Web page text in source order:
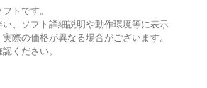
トです。
、ソフト詳細説明や動作環境等に表示
際の価格が異なる場合がございます。
ください。